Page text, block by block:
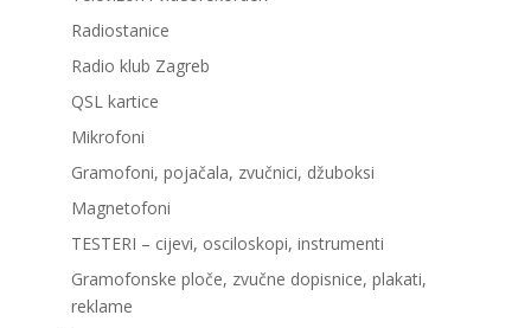
Radiostanice
Radio klub Zagreb
QSL kartice
Mikrofoni
Gramofoni, pojačala, zvučnici, džuboksi
Magnetofoni
TESTERI – cijevi, osciloskopi, instrumenti
Gramofonske ploče, zvučne dopisnice, plakati,
reklame